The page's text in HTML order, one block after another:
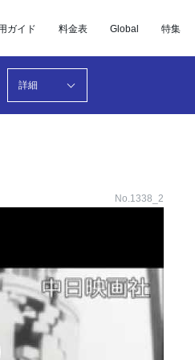
ガイド 料金表 Global 特集
詳細
No.1338_2